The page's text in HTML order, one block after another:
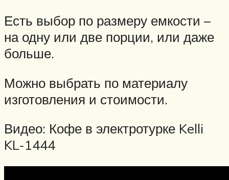
Есть выбор по размеру емкости –
на одну или две порции, или даже
больше.
Можно выбрать по материалу
изготовления и стоимости.
Видео: Кофе в электротурке Kelli
KL-1444